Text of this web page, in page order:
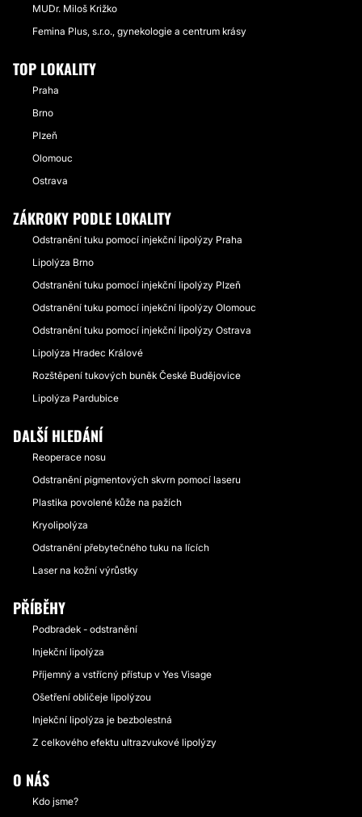
MUDr. Miloš Križko
Femina Plus, s.r.o., gynekologie a centrum krásy
TOP LOKALITY
Praha
Brno
Plzeň
Olomouc
Ostrava
ZÁKROKY PODLE LOKALITY
Odstranění tuku pomocí injekční lipolýzy Praha
Lipolýza Brno
Odstranění tuku pomocí injekční lipolýzy Plzeň
Odstranění tuku pomocí injekční lipolýzy Olomouc
Odstranění tuku pomocí injekční lipolýzy Ostrava
Lipolýza Hradec Králové
Rozštěpení tukových buněk České Budějovice
Lipolýza Pardubice
DALŠÍ HLEDÁNÍ
Reoperace nosu
Odstranění pigmentových skvrn pomocí laseru
Plastika povolené kůže na pažích
Kryolipolýza
Odstranění přebytečného tuku na lících
Laser na kožní výrůstky
PŘÍBĚHY
Podbradek - odstranění
Injekční lipolýza
Příjemný a vstřícný přístup v Yes Visage
Ošetření obličeje lipolýzou
Injekční lipolýza je bezbolestná
Z celkového efektu ultrazvukové lipolýzy
O NÁS
Kdo jsme?